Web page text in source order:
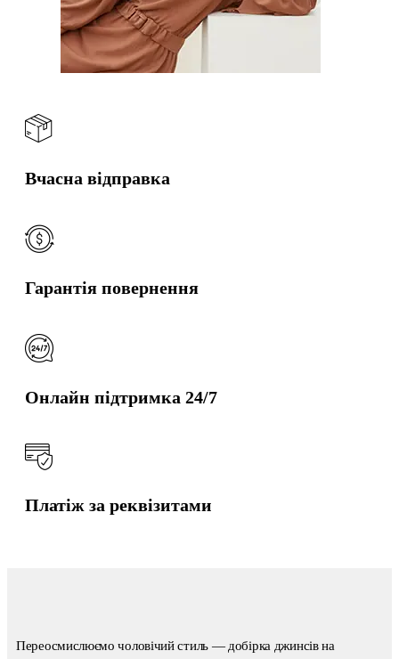
Вчасна відправка
Гарантія повернення
Онлайн підтримка 24/7
Платіж за реквізитами
Переосмислюємо чоловічий стиль — добірка джинсів на